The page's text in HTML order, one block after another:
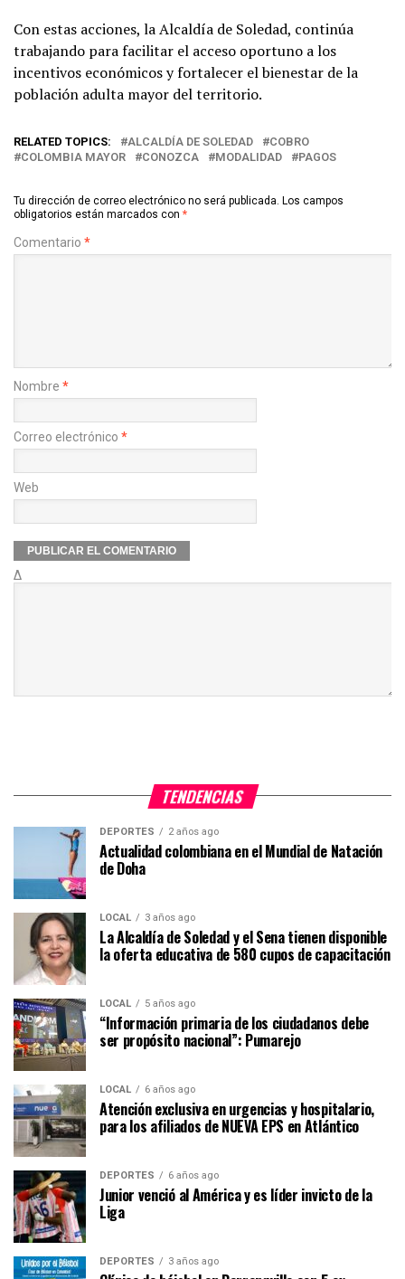
Con estas acciones, la Alcaldía de Soledad, continúa
trabajando para facilitar el acceso oportuno a los
incentivos económicos y fortalecer el bienestar de la
población adulta mayor del territorio.
RELATED TOPICS: ALCALDÍA DE SOLEDAD
COBRO
COLOMBIA MAYOR
CONOZCA MODALIDAD PAGOS
Tu dirección de correo electrónico no será publicada. Los campos
obligatorios están marcados con *
Comentario *
Nombre *
Correo electrónico *
Web
Δ
TENDENCIAS
DEPORTES 2 años ago
Actualidad colombiana en el Mundial de Natación
de Doha
LOCAL 3 años ago
La Alcaldía de Soledad y el Sena tienen disponible
la oferta educativa de 580 cupos de capacitación
LOCAL 5 años ago
“Información primaria de los ciudadanos debe
ser propósito nacional”: Pumarejo
LOCAL 6 años ago
Atención exclusiva en urgencias y hospitalario,
para los afiliados de NUEVA EPS en Atlántico
DEPORTES 6 años ago
Junior venció al América y es líder invicto de la
Liga
DEPORTES 3 años ago